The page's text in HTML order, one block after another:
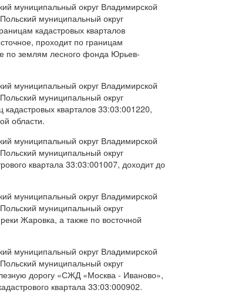
муниципальный округ Владимирской
муниципальный округ
кадастровых кварталов
проходит по границам
по землям лесного фонда Юрьев-
муниципальный округ Владимирской
муниципальный округ
кварталов 33:03:001220,
области.
муниципальный округ Владимирской
муниципальный округ
квартала 33:03:001007, доходит до
муниципальный округ Владимирской
муниципальный округ
Жаровка, а также по восточной
муниципальный округ Владимирской
муниципальный округ
дорогу «СЖД «Москва - Иваново»,
квартала 33:03:000902.